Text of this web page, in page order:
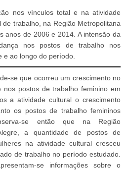
nos vínculos total e na atividade
trabalho, na Região Metropolitana
anos de 2006 e 2014. A intensão da
nos postos de trabalho nos
e ao longo do período.
se que ocorreu um crescimento no
postos de trabalho feminino em
a atividade cultural o crescimento
os postos de trabalho femininos
se então que na Região
a quantidade de postos de
na atividade cultural cresceu
de trabalho no período estudado.
se informações sobre o